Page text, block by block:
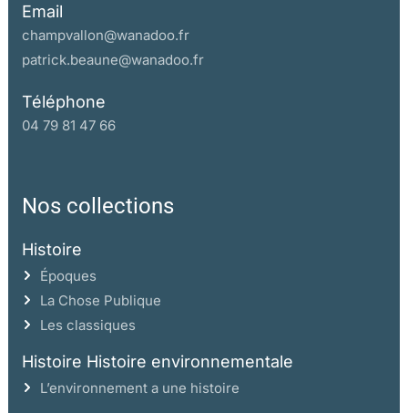
Email
champvallon@wanadoo.fr
patrick.beaune@wanadoo.fr
Téléphone
04 79 81 47 66
Nos collections
Histoire
Époques
La Chose Publique
Les classiques
Histoire Histoire environnementale
L’environnement a une histoire